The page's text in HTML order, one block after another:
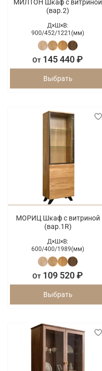
МИЛТОН Шкаф с витриной
(вар.2)
Д×Ш×В:
900/452/1221(мм)
От 145 440 ₽
Выбрать
МОРИЦ Шкаф с витриной
(вар.1R)
Д×Ш×В:
600/400/1989(мм)
От 109 520 ₽
Выбрать